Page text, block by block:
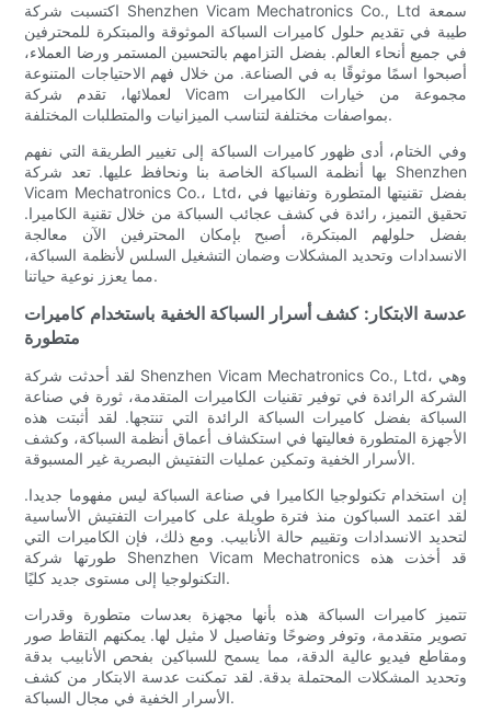
اكتسبت شركة Shenzhen Vicam Mechatronics Co., Ltd سمعة
طيبة في تقديم حلول كاميرات السباكة الموثوقة والمبتكرة للمحترفين
في جميع أنحاء العالم. بفضل التزامهم بالتحسين المستمر ورضا العملاء،
أصبحوا اسمًا موثوقًا به في الصناعة. من خلال فهم الاحتياجات المتنوعة
لعملائها، تقدم شركة Vicam مجموعة من خيارات الكاميرات
بمواصفات مختلفة لتناسب الميزانيات والمتطلبات المختلفة.
وفي الختام، أدى ظهور كاميرات السباكة إلى تغيير الطريقة التي نفهم
بها أنظمة السباكة الخاصة بنا ونحافظ عليها. تعد شركة Shenzhen
Vicam Mechatronics Co.، Ltd، بفضل تقنيتها المتطورة وتفانيها في
تحقيق التميز، رائدة في كشف عجائب السباكة من خلال تقنية الكاميرا.
بفضل حلولهم المبتكرة، أصبح بإمكان المحترفين الآن معالجة
الانسدادات وتحديد المشكلات وضمان التشغيل السلس لأنظمة السباكة،
مما يعزز نوعية حياتنا.
عدسة الابتكار: كشف أسرار السباكة الخفية باستخدام كاميرات
متطورة
لقد أحدثت شركة Shenzhen Vicam Mechatronics Co., Ltd، وهي
الشركة الرائدة في توفير تقنيات الكاميرات المتقدمة، ثورة في صناعة
السباكة بفضل كاميرات السباكة الرائدة التي تنتجها. لقد أثبتت هذه
الأجهزة المتطورة فعاليتها في استكشاف أعماق أنظمة السباكة، وكشف
الأسرار الخفية وتمكين عمليات التفتيش البصرية غير المسبوقة.
إن استخدام تكنولوجيا الكاميرا في صناعة السباكة ليس مفهوما جديدا.
لقد اعتمد السباكون منذ فترة طويلة على كاميرات التفتيش الأساسية
لتحديد الانسدادات وتقييم حالة الأنابيب. ومع ذلك، فإن الكاميرات التي
طورتها شركة Shenzhen Vicam Mechatronics قد أخذت هذه
التكنولوجيا إلى مستوى جديد كليًا.
تتميز كاميرات السباكة هذه بأنها مجهزة بعدسات متطورة وقدرات
تصوير متقدمة، وتوفر وضوحًا وتفاصيل لا مثيل لها. يمكنهم التقاط صور
ومقاطع فيديو عالية الدقة، مما يسمح للسباكين بفحص الأنابيب بدقة
وتحديد المشكلات المحتملة بدقة. لقد تمكنت عدسة الابتكار من كشف
الأسرار الخفية في مجال السباكة.